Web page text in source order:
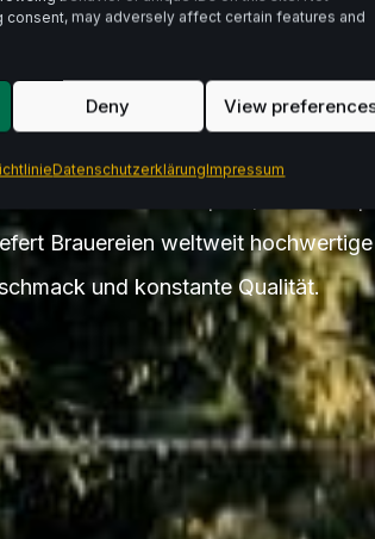
consent, may adversely affect certain features and
Deny View
DatenschutzerklärungImpressum
Brauereien weltweit
und konstante Qualität.